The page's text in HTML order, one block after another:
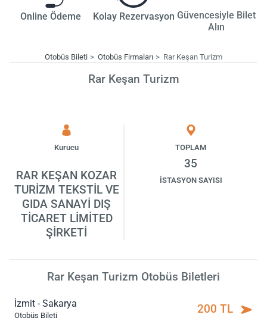
Online Ödeme Kolay Rezervasyon Güvencesiyle Bilet
Alın
Otobüs Bileti Otobüs Firmaları Rar Keşan Turizm
Rar Keşan Turizm
Kurucu
RAR KEŞAN KOZAR
TURİZM TEKSTİL VE
GIDA SANAYİ DIŞ
TİCARET LİMİTED
ŞİRKETİ
TOPLAM
35
İSTASYON SAYISI
Rar Keşan Turizm Otobüs Biletleri
İzmit - Sakarya
Otobüs Bileti 200 TL